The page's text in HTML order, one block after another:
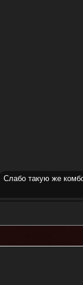
Слабо такую же